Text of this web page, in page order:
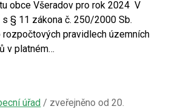
obce Všeradov pro rok 2024 V
s § 11 zákona č. 250/2000 Sb.
rozpočtových pravidlech územních
v platném…
úřad / zveřejněno od 20.